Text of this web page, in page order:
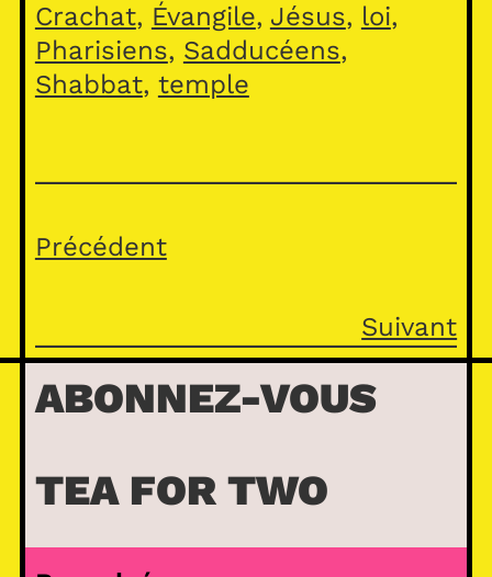
Crachat, Évangile, Jésus, loi
Pharisiens, Sadducéens
Shabbat, temple
Précédent
Suivant
ABONNEZ-VOUS
TEA FOR TWO